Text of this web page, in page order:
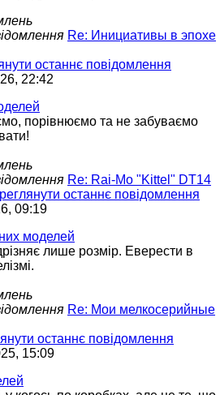
Re: Инициативы в эпохе
останнє повідомлення
22:42
порівнюємо та не забуваємо
Re: Rai-Mo "Kittel" DT14
останнє повідомлення
09:19
моделей
лише розмір. Еверести в
Re: Мои мелкосерийные
останнє повідомлення
15:09